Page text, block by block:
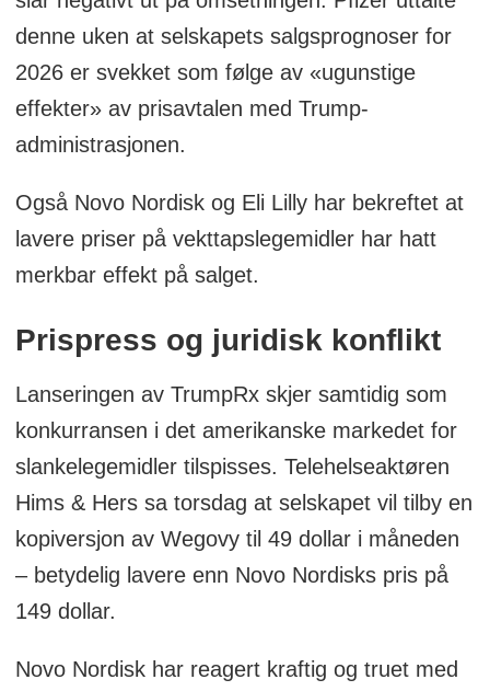
denne uken at selskapets salgsprognoser for
2026 er svekket som følge av «ugunstige
effekter» av prisavtalen med Trump-
administrasjonen.
Også Novo Nordisk og Eli Lilly har bekreftet at
lavere priser på vekttapslegemidler har hatt
merkbar effekt på salget.
Prispress og juridisk konflikt
Lanseringen av TrumpRx skjer samtidig som
konkurransen i det amerikanske markedet for
slankelegemidler tilspisses. Telehelseaktøren
Hims & Hers sa torsdag at selskapet vil tilby en
kopiversjon av Wegovy til 49 dollar i måneden
– betydelig lavere enn Novo Nordisks pris på
149 dollar.
Novo Nordisk har reagert kraftig og truet med